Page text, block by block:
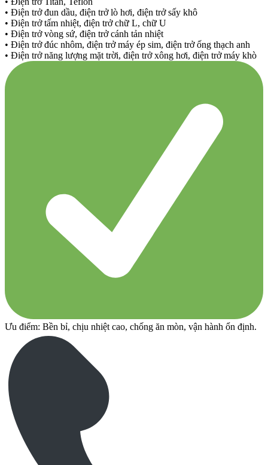
• Điện trở đun dầu, điện trở lò hơi, điện trở sấy khô
• Điện trở tấm nhiệt, điện trở chữ L, chữ U
• Điện trở vòng sứ, điện trở cánh tản nhiệt
• Điện trở đúc nhôm, điện trở máy ép sim, điện trở ống thạch anh
• Điện trở năng lượng mặt trời, điện trở xông hơi, điện trở máy khò
Ưu điểm: Bền bỉ, chịu nhiệt cao, chống ăn mòn, vận hành ổn định.